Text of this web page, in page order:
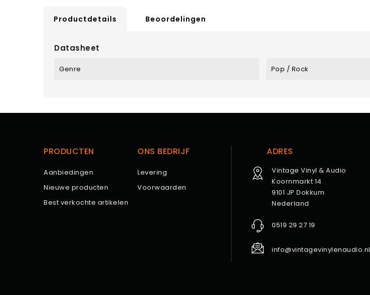
Productdetails Beoordelingen
Datasheet
Genre Pop / Rock
PRODUCTEN
Aanbiedingen
Nieuwe producten
Best verkochte artikelen
ONS BEDRIJF
Levering
Voorwaarden
ADRES
Vintage Vinyl & Audio
Koornmarkt 14
9101 JP Dokkum
Nederland
0519 29 27 19
info@vintagevinylenaudio.nl